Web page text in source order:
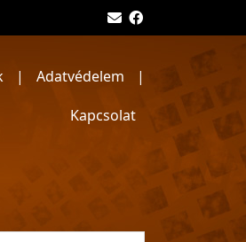
| Adatvédelem
|
Kapcsolat